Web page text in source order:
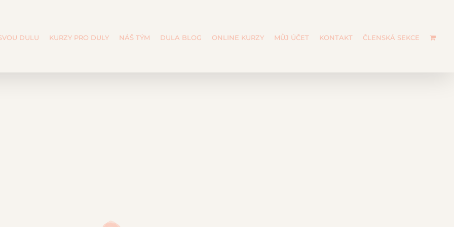
DULU KURZY PRO DULY NÁŠ TÝM DULA BLOG ONLINE KURZY MŮJ ÚČET KONTAKT ČLENSKÁ SEKCE